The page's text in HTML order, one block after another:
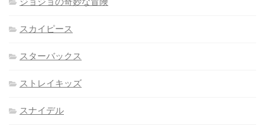
スカイピース
スターバックス
ストレイキッズ
スナイデル